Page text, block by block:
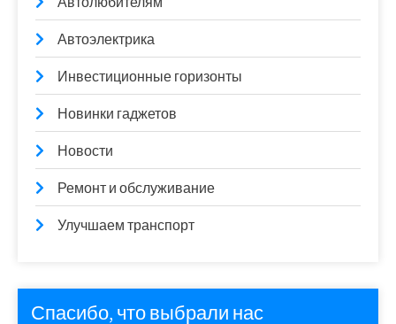
Автоэлектрика
Инвестиционные горизонты
Новинки гаджетов
Новости
Ремонт и обслуживание
Улучшаем транспорт
Спасибо, что выбрали нас